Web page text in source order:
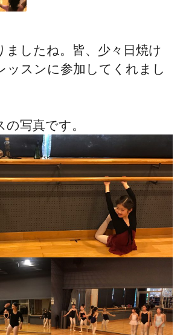
ましたね。皆、少々日焼け
ッスンに参加してくれまし
写真です。